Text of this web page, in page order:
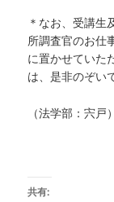
＊なお、受講生
所調査官のお仕
に置かせていた
は、是非のぞい
（法学部：宍戸）
共有: